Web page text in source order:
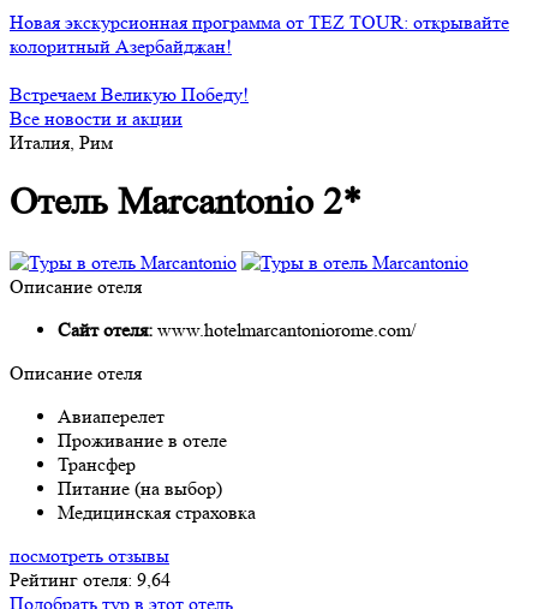
Новая экскурсионная программа от TEZ TOUR: открывайте
колоритный Азербайджан!
Встречаем Великую Победу!
Все новости и акции
Италия, Рим
Отель Marcantonio 2*
Описание отеля
Сайт отеля: www.hotelmarcantoniorome.com/
Описание отеля
Авиаперелет
Проживание в отеле
Трансфер
Питание (на выбор)
Медицинская страховка
посмотреть отзывы
Рейтинг отеля: 9,64
Подобрать тур в этот отель